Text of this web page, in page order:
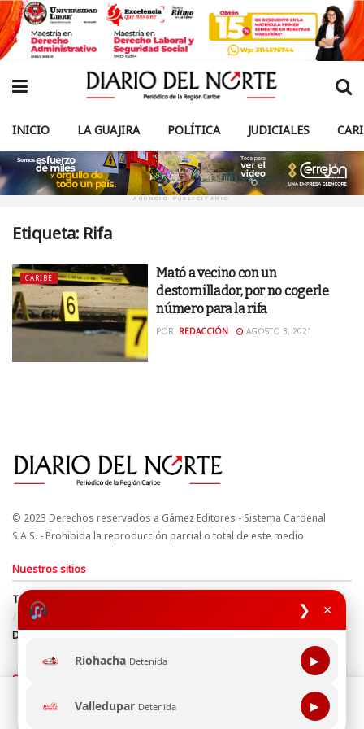
❯ ×
Riohacha Detenida ▶
Valledupar Detenida ▶
INICIO LA GUAJIRA POLÍTICA JUDICIALES
ANUNCIO PUBLICITARIO
Etiqueta: Rifa
CARIBE
Mató a vecino con un
destornillador, por no cogerle
número para la rifa
POR: REDACCIÓN AGOSTO 3, 2021
© 2023 Derechos reservados a Gámez Editores - Sistema Cardenal
S.A.S. - Prohibida la reproducción parcial o total de este medio.
Nuestros sitios
Términos y Condiciones
Derechos de Autor y Propiedad Intelectual
Política de uso de cookies
Política de Tratamiento de Datos
Directrices Editoriales
Síguenos
Esta página web usa cookie para mejorar tu experiencia de
navegación, al continuar aceptas nuestra política de uso de